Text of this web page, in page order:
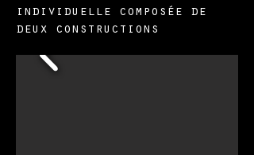
individuelle composée de
deux constructions